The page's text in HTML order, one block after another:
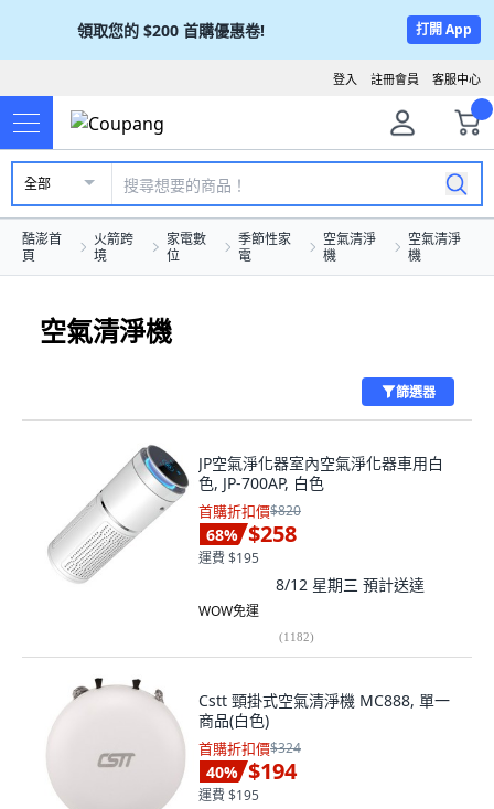
領取您的 $200 首購優惠卷! 打開 App
客服中心
註冊會員
登入
全部
酷澎首
頁
火箭跨
境
家電數
位
季節性家
電
空氣清淨
機
空氣清淨
機
空氣清淨機
篩選器
JP空氣淨化器室內空氣淨化器車用白
色, JP-700AP, 白色
首購折扣價$820
68% $258
運費 $195
8/12 星期三 預計送達
WOW免運
(1182)
Cstt 頸掛式空氣清淨機 MC888, 單一
商品(白色)
首購折扣價$324
40% $194
運費 $195